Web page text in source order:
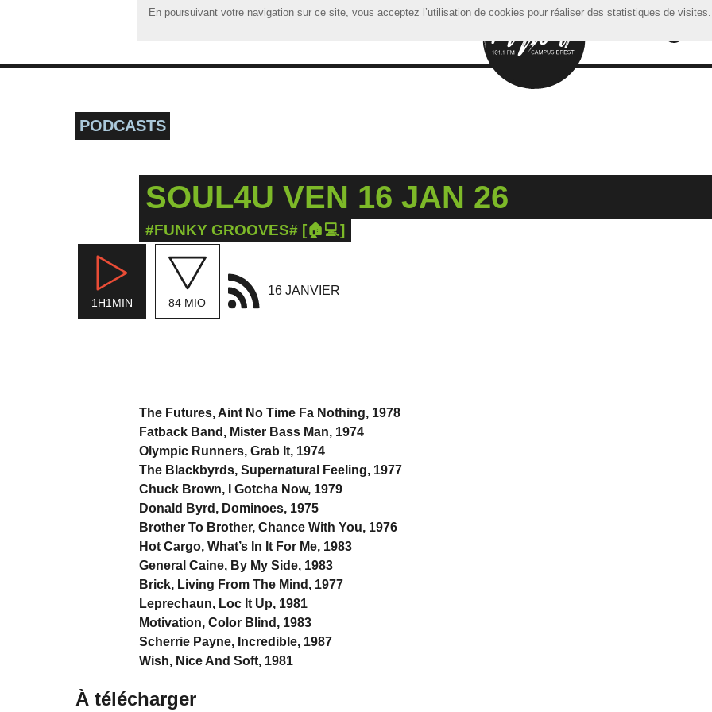
En poursuivant votre navigation sur ce site, vous acceptez l’utilisation de cookies pour réaliser des statistiques de visites.
En poursuivant votre navigation sur ce site, vous acceptez l’utilisation de cookies pour réaliser des statistiques de visites.
ACCUEIL
PODCASTS
SOUL4U VEN 16 JAN 26
#FUNKY GROOVES# [🏠💻]
1H1MIN 84 MIO
16 JANVIER
The Futures, Aint No Time Fa Nothing, 1978
Fatback Band, Mister Bass Man, 1974
Olympic Runners, Grab It, 1974
The Blackbyrds, Supernatural Feeling, 1977
Chuck Brown, I Gotcha Now, 1979
Donald Byrd, Dominoes, 1975
Brother To Brother, Chance With You, 1976
Hot Cargo, What’s In It For Me, 1983
General Caine, By My Side, 1983
Brick, Living From The Mind, 1977
Leprechaun, Loc It Up, 1981
Motivation, Color Blind, 1983
Scherrie Payne, Incredible, 1987
Wish, Nice And Soft, 1981
À télécharger